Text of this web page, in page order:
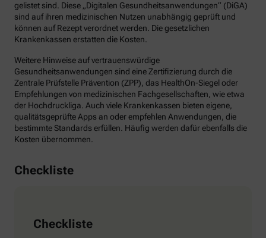
gelistet sind. Diese „Digitalen Gesundheitsanwendungen“ (DiGA)
sind auf ihren medizinischen Nutzen unabhängig geprüft und
können auf Rezept verordnet werden. Die gesetzlichen
Krankenkassen erstatten die Kosten.
Weitere Hinweise auf vertrauenswürdige
Gesundheitsanwendungen sind eine Zertifizierung durch die
Zentrale Prüfstelle Prävention (ZPP), das HealthOn-Siegel oder
Empfehlungen von medizinischen Fachgesellschaften, wie etwa
der Hochdruckliga. Auch viele Krankenkassen bieten eigene,
qualitätsgeprüfte Apps an oder empfehlen Anwendungen, die
bestimmte Standards erfüllen. Häufig werden dafür ebenfalls die
Kosten übernommen.
Checkliste
Checkliste